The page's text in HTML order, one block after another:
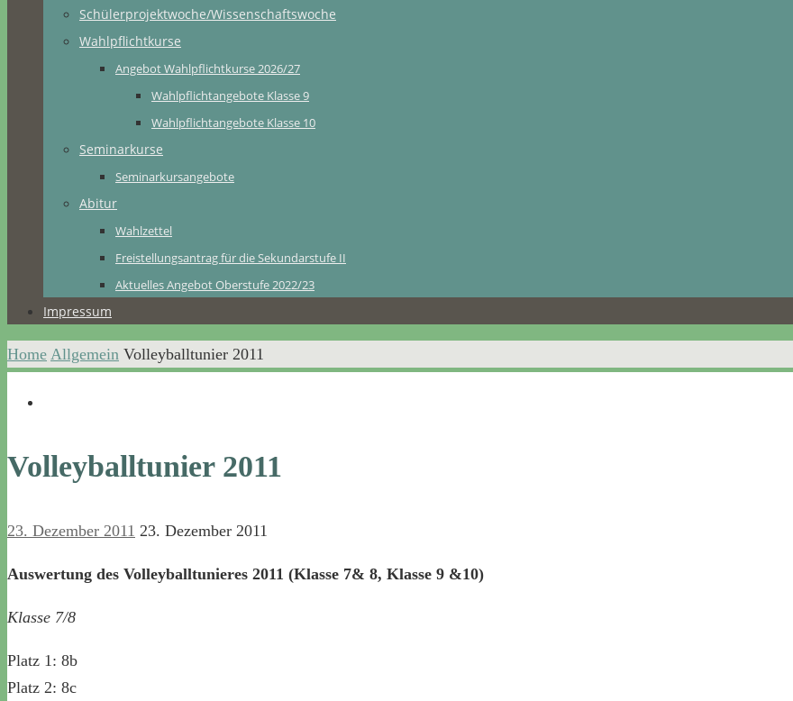
Schülerprojektwoche/Wissenschaftswoche
Wahlpflichtkurse
Angebot Wahlpflichtkurse 2026/27
Wahlpflichtangebote Klasse 9
Wahlpflichtangebote Klasse 10
Seminarkurse
Seminarkursangebote
Abitur
Wahlzettel
Freistellungsantrag für die Sekundarstufe II
Aktuelles Angebot Oberstufe 2022/23
Impressum
Home Allgemein Volleyballtunier 2011
Volleyballtunier 2011
23. Dezember 2011 23. Dezember 2011
Auswertung des Volleyballtunieres 2011 (Klasse 7& 8, Klasse 9 &10)
Klasse 7/8
Platz 1: 8b
Platz 2: 8c